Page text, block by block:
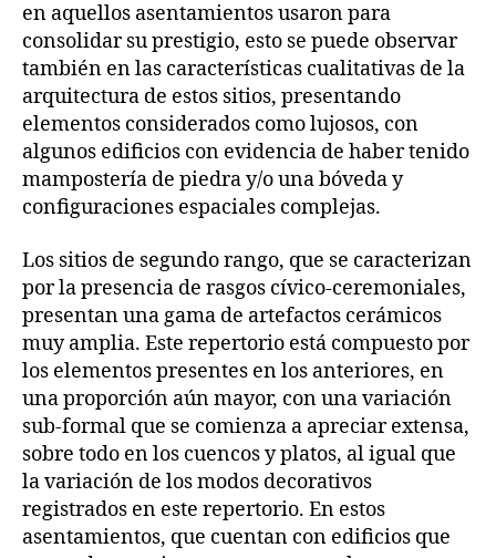
en aquellos asentamientos usaron para
consolidar su prestigio, esto se puede observar
también en las características cualitativas de la
arquitectura de estos sitios, presentando
elementos considerados como lujosos, con
algunos edificios con evidencia de haber tenido
mampostería de piedra y/o una bóveda y
configuraciones espaciales complejas.
Los sitios de segundo rango, que se caracterizan
por la presencia de rasgos cívico-ceremoniales,
presentan una gama de artefactos cerámicos
muy amplia. Este repertorio está compuesto por
los elementos presentes en los anteriores, en
una proporción aún mayor, con una variación
sub-formal que se comienza a apreciar extensa,
sobre todo en los cuencos y platos, al igual que
la variación de los modos decorativos
registrados en este repertorio. En estos
asentamientos, que cuentan con edificios que